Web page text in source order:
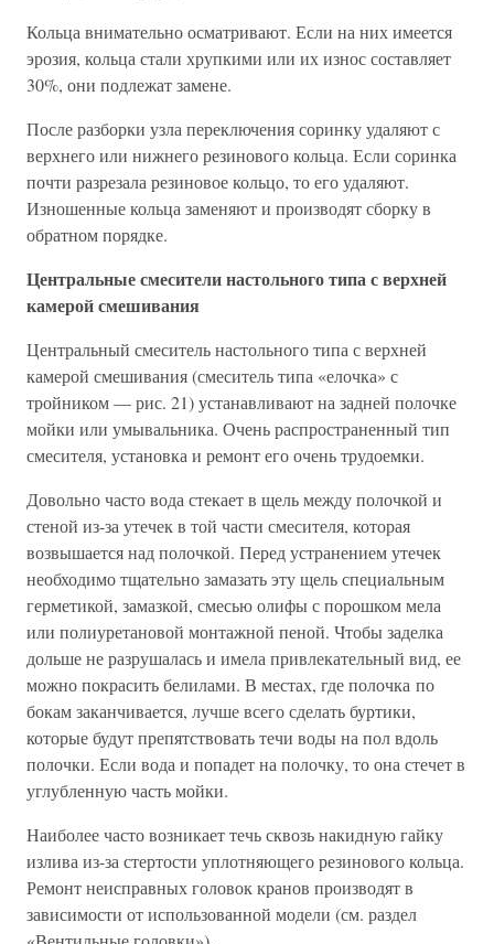
Кольца внимательно осматривают. Если на них имеется
эрозия, кольца стали хрупкими или их износ составляет
30%, они подлежат замене.
После разборки узла переключения соринку удаляют с
верхнего или нижнего резинового кольца. Если соринка
почти разрезала резиновое кольцо, то его удаляют.
Изношенные кольца заменяют и производят сборку в
обратном порядке.
Центральные смесители настольного типа с верхней
камерой смешивания
Центральный смеситель настольного типа с верхней
камерой смешивания (смеситель типа «елочка» с
тройником — рис. 21) устанавливают на задней полочке
мойки или умывальника. Очень распространенный тип
смесителя, установка и ремонт его очень трудоемки.
Довольно часто вода стекает в щель между полочкой и
стеной из-за утечек в той части смесителя, которая
возвышается над полочкой. Перед устранением утечек
необходимо тщательно замазать эту щель специальным
герметикой, замазкой, смесью олифы с порошком мела
или полиуретановой монтажной пеной. Чтобы заделка
дольше не разрушалась и имела привлекательный вид, ее
можно покрасить белилами. В местах, где полочка по
бокам заканчивается, лучше всего сделать буртики,
которые будут препятствовать течи воды на пол вдоль
полочки. Если вода и попадет на полочку, то она стечет в
углубленную часть мойки.
Наиболее часто возникает течь сквозь накидную гайку
излива из-за стертости уплотняющего резинового кольца.
Ремонт неисправных головок кранов производят в
зависимости от использованной модели (см. раздел